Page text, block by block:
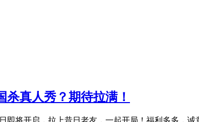
杀真人秀？期待拉满！
将开启，拉上昔日老友，一起开局！福利多多，诚